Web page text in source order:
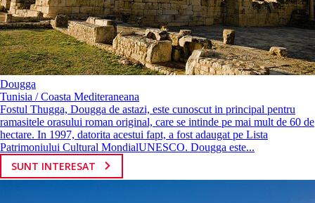
Dougga
Tunisia / Coasta Mediteraneana
Fostul Thugga, Dougga de astazi, este cunoscut in principal pentru
ramasitele orasului roman original, care se intinde pe mai mult de 60 de
hectare. In 1997, datorita acestui fapt, a fost adaugat pe Lista
Patrimoniului Cultural MondialUNESCO. Dougga este...
SUNT INTERESAT